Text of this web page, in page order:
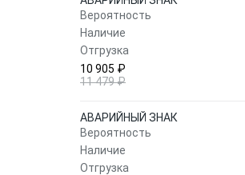
Вероятность
Наличие
Отгрузка
10 905 ₽
11 479 ₽
АВАРИЙНЫЙ ЗНАК
Вероятность
Наличие
Отгрузка